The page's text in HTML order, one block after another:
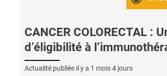
CANCER COLORECTAL :
d’éligibilité à
Actualité publiée il y a 1 mois 4 jours